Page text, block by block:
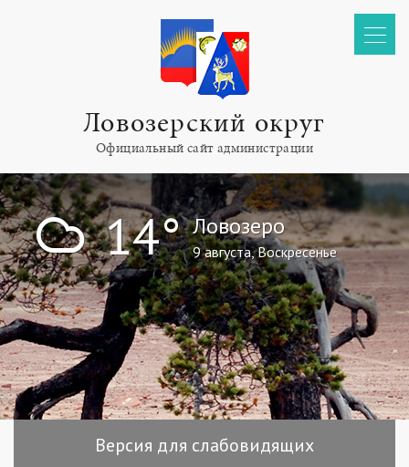
Ловозерский округ
Официальный сайт администрации
! 14° Ловозеро
9 августа, Воскресенье
Версия для слабовидящих